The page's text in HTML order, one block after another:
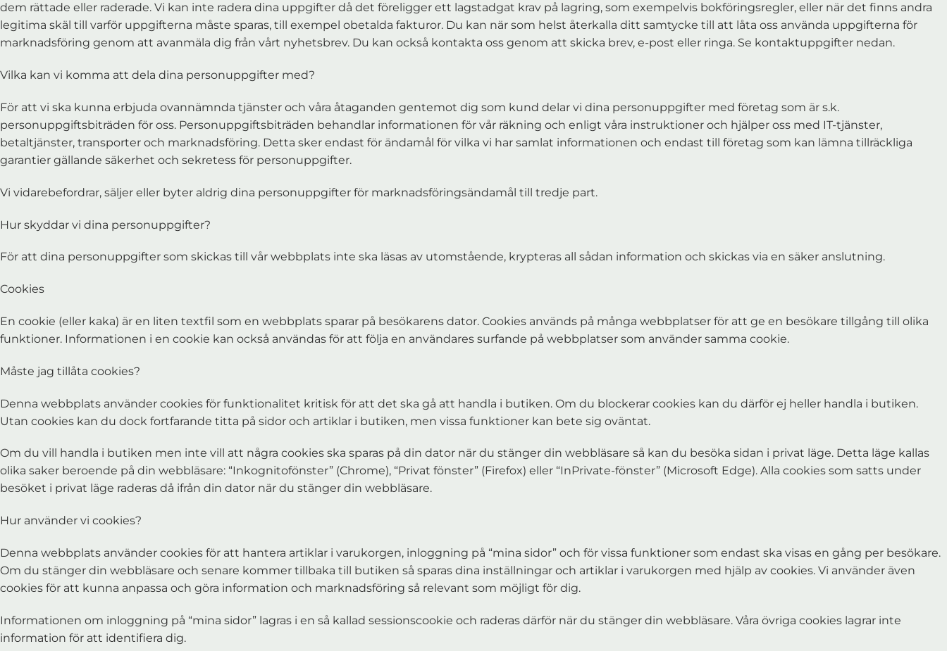
dem rättade eller raderade. Vi kan inte radera dina uppgifter då det föreligger ett lagstadgat krav på lagring, som exempelvis bokföringsregler, eller när det finns andra
legitima skäl till varför uppgifterna måste sparas, till exempel obetalda fakturor. Du kan när som helst återkalla ditt samtycke till att låta oss använda uppgifterna för
marknadsföring genom att avanmäla dig från vårt nyhetsbrev. Du kan också kontakta oss genom att skicka brev, e-post eller ringa. Se kontaktuppgifter nedan.
Vilka kan vi komma att dela dina personuppgifter med?
För att vi ska kunna erbjuda ovannämnda tjänster och våra åtaganden gentemot dig som kund delar vi dina personuppgifter med företag som är s.k.
personuppgiftsbiträden för oss. Personuppgiftsbiträden behandlar informationen för vår räkning och enligt våra instruktioner och hjälper oss med IT-tjänster,
betaltjänster, transporter och marknadsföring. Detta sker endast för ändamål för vilka vi har samlat informationen och endast till företag som kan lämna tillräckliga
garantier gällande säkerhet och sekretess för personuppgifter.
Vi vidarebefordrar, säljer eller byter aldrig dina personuppgifter för marknadsföringsändamål till tredje part.
Hur skyddar vi dina personuppgifter?
För att dina personuppgifter som skickas till vår webbplats inte ska läsas av utomstående, krypteras all sådan information och skickas via en säker anslutning.
Cookies
En cookie (eller kaka) är en liten textfil som en webbplats sparar på besökarens dator. Cookies används på många webbplatser för att ge en besökare tillgång till olika
funktioner. Informationen i en cookie kan också användas för att följa en användares surfande på webbplatser som använder samma cookie.
Måste jag tillåta cookies?
Denna webbplats använder cookies för funktionalitet kritisk för att det ska gå att handla i butiken. Om du blockerar cookies kan du därför ej heller handla i butiken.
Utan cookies kan du dock fortfarande titta på sidor och artiklar i butiken, men vissa funktioner kan bete sig oväntat.
Om du vill handla i butiken men inte vill att några cookies ska sparas på din dator när du stänger din webbläsare så kan du besöka sidan i privat läge. Detta läge kallas
olika saker beroende på din webbläsare: “Inkognitofönster” (Chrome), “Privat fönster” (Firefox) eller “InPrivate-fönster” (Microsoft Edge). Alla cookies som satts under
besöket i privat läge raderas då ifrån din dator när du stänger din webbläsare.
Hur använder vi cookies?
Denna webbplats använder cookies för att hantera artiklar i varukorgen, inloggning på “mina sidor” och för vissa funktioner som endast ska visas en gång per besökare.
Om du stänger din webbläsare och senare kommer tillbaka till butiken så sparas dina inställningar och artiklar i varukorgen med hjälp av cookies. Vi använder även
cookies för att kunna anpassa och göra information och marknadsföring så relevant som möjligt för dig.
Informationen om inloggning på “mina sidor” lagras i en så kallad sessionscookie och raderas därför när du stänger din webbläsare. Våra övriga cookies lagrar inte
information för att identifiera dig.